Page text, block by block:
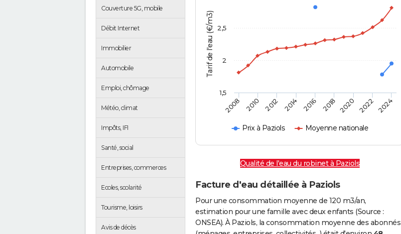
Couverture 5G, mobile
Débit Internet
Immobilier
Automobile
Emploi, chômage
Météo, climat
Impôts, IFI
Santé, social
Entreprises, commerces
Ecoles, scolarité
Tourisme, loisirs
Avis de décès
Tarif de l'eau (€/m3)
Prix à Paziols Moyenne nationale
2008 2010 2012 2014 2016 2018 2020 2022 2024
1,5
2
2,5
Qualité de l'eau du robinet à Paziols
Facture d'eau détaillée à Paziols
Pour une consommation moyenne de 120 m3/an,
estimation pour une famille avec deux enfants (Source :
ONSEA). À Paziols, la consommation moyenne des abonnés